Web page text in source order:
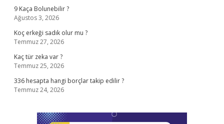
9 Kaça Bolunebilir ?
Ağustos 3, 2026
Koç erkeği sadık olur mu ?
Temmuz 27, 2026
Kaç tür zeka var ?
Temmuz 25, 2026
336 hesapta hangi borçlar takip edilir ?
Temmuz 24, 2026